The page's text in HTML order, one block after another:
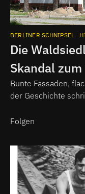
BERLINER SCHNIPSEL
Die
Skandal
Schnipsel
Bunte Fassaden,
der Geschichte
Folgen